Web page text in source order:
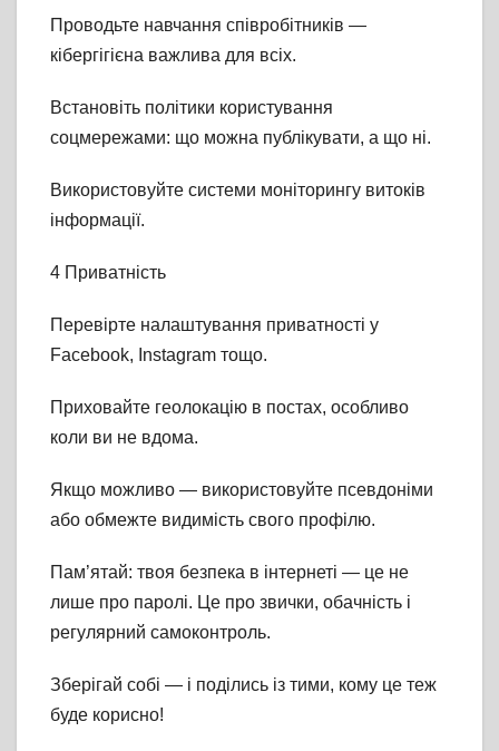
Проводьте навчання співробітників —
кібергігієна важлива для всіх.
Встановіть політики користування
соцмережами: що можна публікувати, а що ні.
Використовуйте системи моніторингу витоків
інформації.
4 Приватність
Перевірте налаштування приватності у
Facebook, Instagram тощо.
Приховайте геолокацію в постах, особливо
коли ви не вдома.
Якщо можливо — використовуйте псевдоніми
або обмежте видимість свого профілю.
Пам’ятай: твоя безпека в інтернеті — це не
лише про паролі. Це про звички, обачність і
регулярний самоконтроль.
Зберігай собі — і поділись із тими, кому це теж
буде корисно!